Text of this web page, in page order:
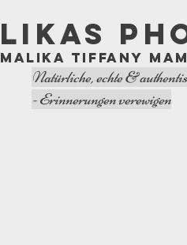
LIKAS
Malika Tiffany
Natürliche, echte &
- Erinnerungen verewigen